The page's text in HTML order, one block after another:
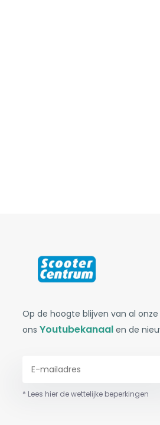
Op de hoogte blijven van al
onsYoutubekanaal en de
* Lees hier de wettelijke beperkingen